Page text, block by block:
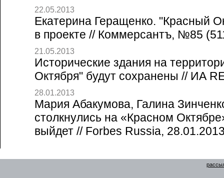
22.05.2013
Екатерина Геращенко. "Красный
в проекте // Коммерсантъ, №85
21.05.2013
Исторические здания на
Октября" будут сохранены // ИА
28.01.2013
Мария Абакумова, Галина
столкнулись на «Красном
выйдет // Forbes Russia,